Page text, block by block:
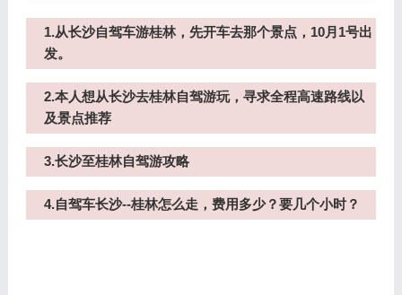
1.从长沙自驾车游桂林，先开车去那个景点，10月1号出
发。
2.本人想从长沙去桂林自驾游玩，寻求全程高速路线以
及景点推荐
3.长沙至桂林自驾游攻略
4.自驾车长沙--桂林怎么走，费用多少？要几个小时？